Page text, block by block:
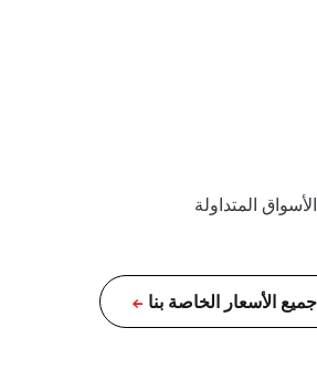
الأسواق المتداولة